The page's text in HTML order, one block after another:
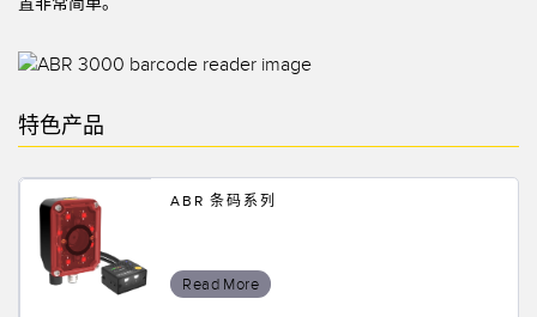
特色产品
ABR 条码系列
Read More